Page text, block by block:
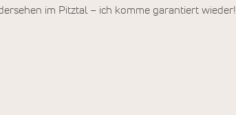
im Pitztal – ich komme garantiert wieder!